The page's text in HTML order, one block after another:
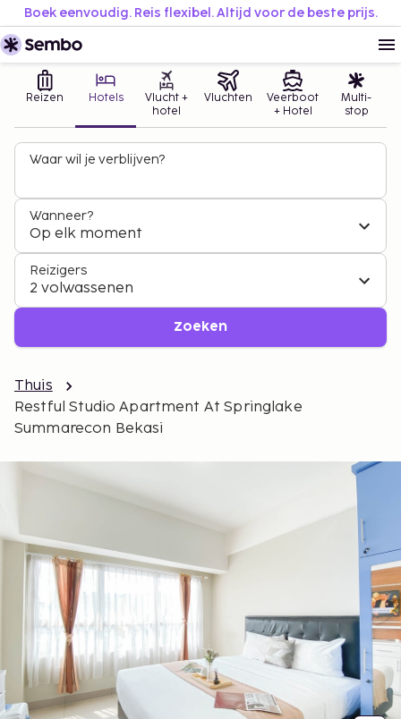
Boek eenvoudig. Reis flexibel. Altijd voor de beste prijs.
Reizen Hotels
Vlucht +
hotel
Vluchten
Veerboot
+ Hotel
Multi-
stop
Waar wil je verblijven?
Wanneer?
Op elk moment
Reizigers
2 volwassenen
Zoeken
Thuis
Restful Studio Apartment At Springlake
Summarecon Bekasi